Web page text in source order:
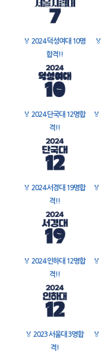
🏅 2024 덕성여대 10명
합격!!
🏅
🏅 2024 단국대 12명합
격!!
🏅
🏅 2024 서경대 19명합
격!!
🏅
🏅 2024 인하대 12명합
격!!
🏅
🏅 2023 서울대 3명합
격!
🏅